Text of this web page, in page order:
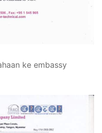
ke embassy